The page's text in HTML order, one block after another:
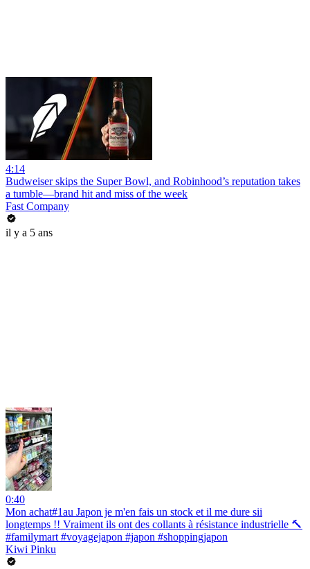
4:14
Budweiser skips the Super Bowl, and Robinhood’s reputation takes
a tumble—brand hit and miss of the week
Fast Company
il y a 5 ans
0:40
Mon achat#1au Japon je m'en fais un stock et il me dure sii
longtemps !! Vraiment ils ont des collants à résistance industrielle 🔨
#familymart #voyagejapon #japon #shoppingjapon
Kiwi Pinku